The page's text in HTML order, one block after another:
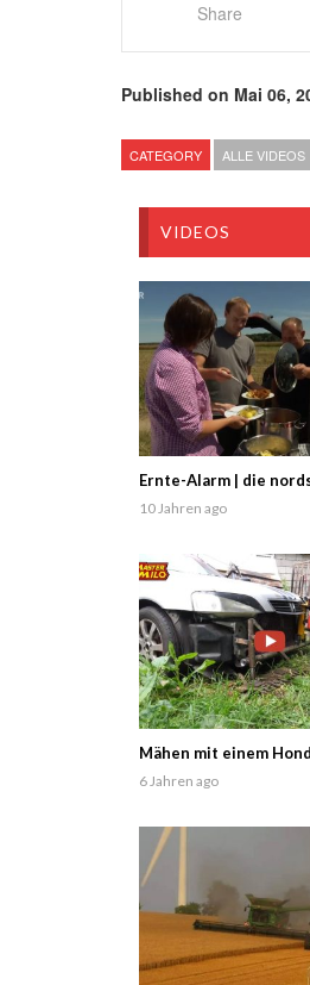
Share
Published on Mai 06,
CATEGORY ALLE VIDEOS
VIDEOS
Ernte-Alarm | die
10 Jahren ago
Mähen mit einem
6 Jahren ago